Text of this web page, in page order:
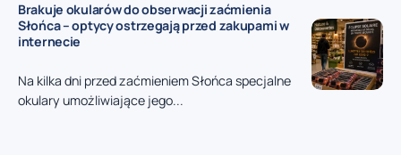
Brakuje okularów do obserwacji zaćmienia
Słońca – optycy ostrzegają przed zakupami w
internecie
Na kilka dni przed zaćmieniem Słońca specjalne
okulary umożliwiające jego...